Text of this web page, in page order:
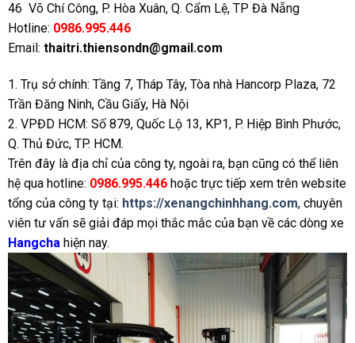
46 Võ Chí Công, P. Hòa Xuân, Q. Cẩm Lệ, TP Đà Nẵng
Hotline: 0986.995.446
Email: thaitri.thiensondn@gmail.com
1. Trụ sở chính: Tầng 7, Tháp Tây, Tòa nhà Hancorp Plaza, 72
Trần Đăng Ninh, Cầu Giấy, Hà Nội
2. VPĐD HCM: Số 879, Quốc Lộ 13, KP1, P. Hiệp Bình Phước,
Q. Thủ Đức, TP. HCM.
Trên đây là địa chỉ của công ty, ngoài ra, bạn cũng có thể liên
hệ qua hotline: 0986.995.446hoặc trực tiếp xem trên website
tổng của công ty tại: https://xenangchinhhang.com, chuyên
viên tư vấn sẽ giải đáp mọi thắc mắc của bạn về các dòng xe
Hangchahiện nay.